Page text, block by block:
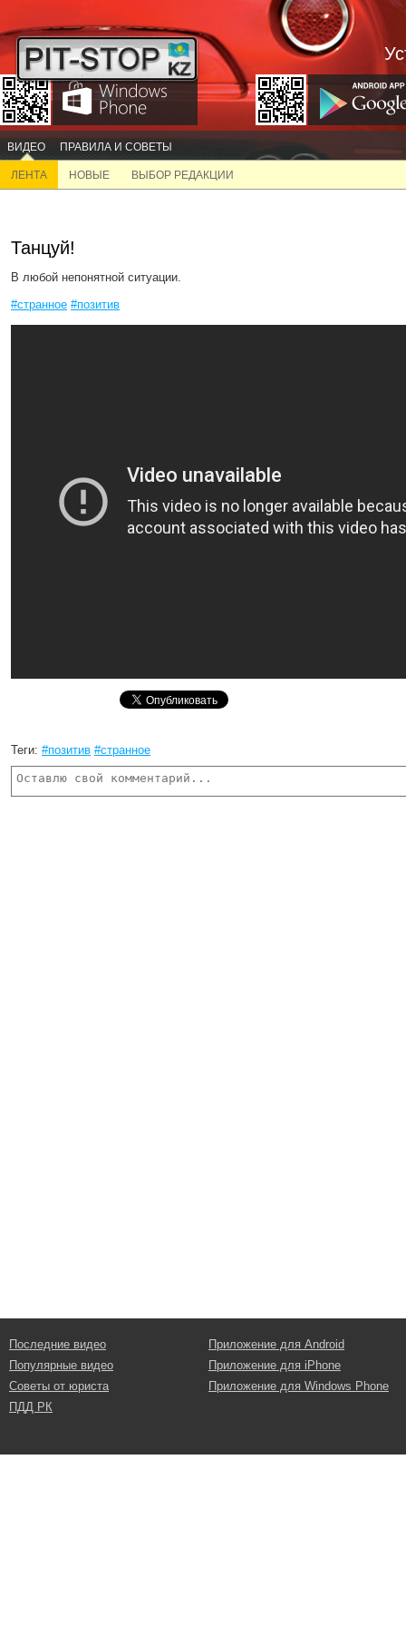
ВИДЕО ПРАВИЛА И СОВЕТЫ
ЛЕНТА НОВЫЕ ВЫБОР РЕДАКЦИИ
Танцуй!
В любой непонятной ситуации.
#странное #позитив
Теги: #позитив #странное
Последние видео
Популярные видео
Советы от юриста
ПДД РК
Приложение для Android
Приложение для iPhone
Приложение для Windows Phone